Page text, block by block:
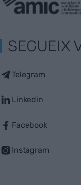
SEGUEIX
Telegram
Linkedin
Facebook
Instagram